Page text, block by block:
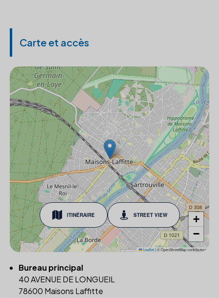
Carte et accès
ITINÉRAIRE STREET VIEW
+
−
Leaflet|© OpenStreetMap contributors
Bureau principal
40 AVENUE DE LONGUEIL
78600 Maisons Laffitte